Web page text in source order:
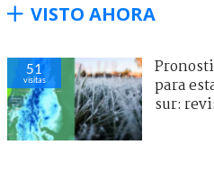
VISTO AHORA
51
visitas
para
sur: